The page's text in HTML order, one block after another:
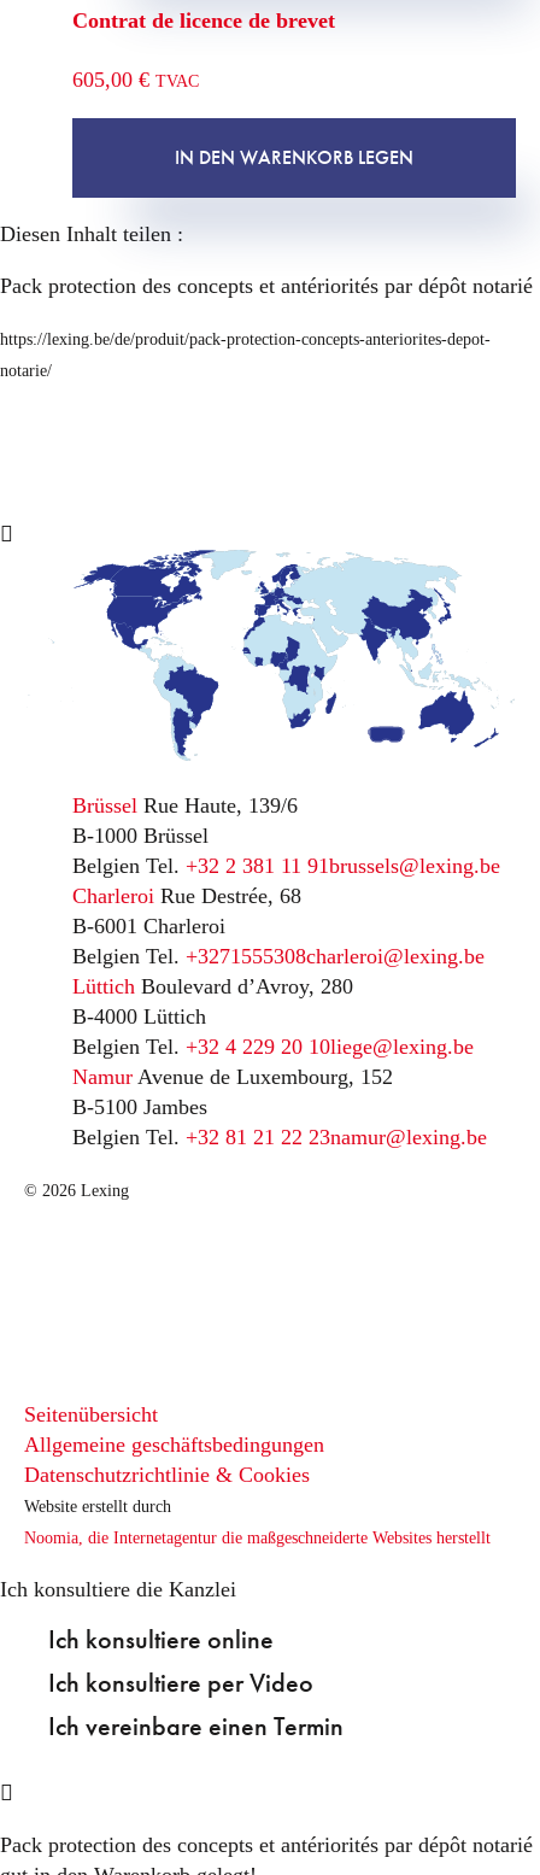
Contrat de licence de brevet
605,00 € TVAC
IN DEN WARENKORB LEGEN
Diesen Inhalt teilen :
Pack protection des concepts et antériorités par dépôt notarié
https://lexing.be/de/produit/pack-protection-concepts-anteriorites-depot-
notarie/
Brüssel Rue Haute, 139/6
B-1000 Brüssel
Belgien Tel. +32 2 381 11 91brussels@lexing.be
Charleroi Rue Destrée, 68
B-6001 Charleroi
Belgien Tel. +3271555308charleroi@lexing.be
Lüttich Boulevard d’Avroy, 280
B-4000 Lüttich
Belgien Tel. +32 4 229 20 10liege@lexing.be
Namur Avenue de Luxembourg, 152
B-5100 Jambes
Belgien Tel. +32 81 21 22 23namur@lexing.be
© 2026 Lexing
Seitenübersicht
Allgemeine geschäftsbedingungen
Datenschutzrichtlinie & Cookies
Website erstellt durch
Noomia, die Internetagentur die maßgeschneiderte Websites herstellt
Ich konsultiere die Kanzlei
Ich konsultiere online
Ich konsultiere per Video
Ich vereinbare einen Termin
Pack protection des concepts et antériorités par dépôt notarié